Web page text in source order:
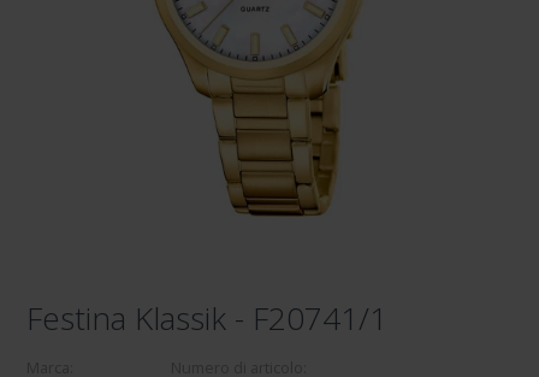
Festina Klassik - F20741/1